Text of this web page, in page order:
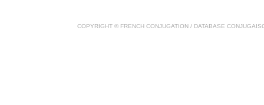
COPYRIGHT © FRENCH CONJUGATION / DATABASE